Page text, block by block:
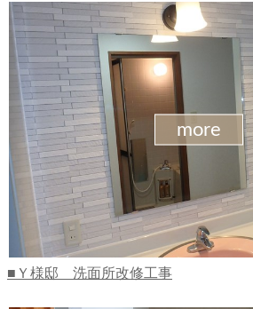
more
Ｙ様邸 洗面所改修工事